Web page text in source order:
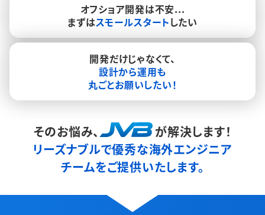
オフショア開発は不安...
まずはスモールスタートしたい
開発だけじゃなくて、
設計から運用も
丸ごとお願いしたい！
そのお悩み、
が解決します！
リーズナブルで優秀な海外エンジニア
チームをご提供いたします。